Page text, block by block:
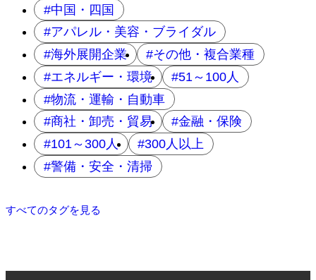
中国・四国
アパレル・美容・ブライダル
海外展開企業
その他・複合業種
エネルギー・環境
51～100人
物流・運輸・自動車
商社・卸売・貿易
金融・保険
101～300人
300人以上
警備・安全・清掃
すべてのタグを見る